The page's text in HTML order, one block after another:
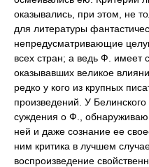
оказывались, при этом, не
для литературы
непредусматривающие
всех стран; а ведь Ф. имеет
оказывавших великое
редко у кого из крупных
произведений. У
суждения о Ф.,
ней и даже сознание ее
ним критика в лучшем
воспроизведение